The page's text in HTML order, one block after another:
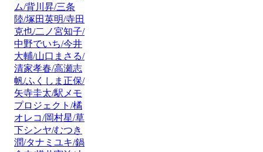
ム/背川昇/三条
陸/塚田英明/寺田
克也/二ノ宮知子/
中野でいち/今井
大輔/山口まさる/
清家孝春/高瀬志
帆/ふくしま正保/
矢寺圭太/駅メモ
プロジェクト/橘
オレコ/岡村星/草
下シンヤ/むつき
潤/タナミユキ/鍋